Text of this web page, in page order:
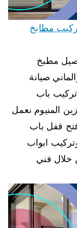
52227343 فني تركيب مطابخ
مطبخ
صيانة
تركيب باب
المنيوم نعمل
قفل باب
ابواب
خلال فني